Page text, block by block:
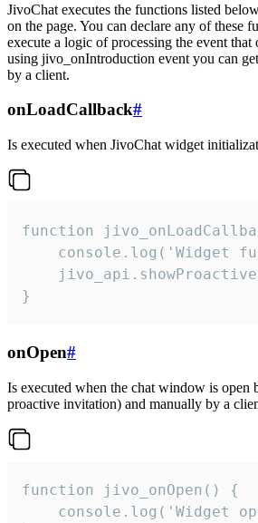
JivoChat executes the functions listed
on the page. You can declare any of these
execute a logic of processing the event that
using jivo_onIntroduction event you can
by a client.
onLoadCallback#
Is executed when JivoChat widget
function
console.log('Widget
}
onOpen#
Is executed when the chat window is open
proactive invitation) and manually by a
function jivo_onOpen() {
console.log('Widget